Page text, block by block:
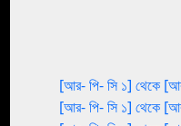
[আর- পি- সি ১] থেকে
[আর- পি- সি ১] থেকে